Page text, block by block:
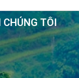
CHÚNG TÔI